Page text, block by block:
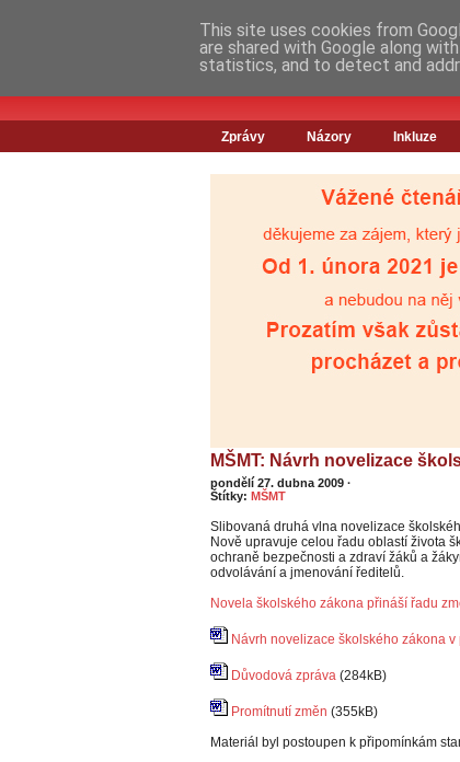
Zprávy Názory Inkluze
MŠMT: Návrh novelizace
pondělí 27. dubna 2009 ·
Štítky: MŠMT
Slibovaná druhá vlna novelizace
Nově upravuje celou řadu oblastí života
ochraně bezpečnosti a zdraví žáků a
odvolávání a jmenování ředitelů.
Novela školského zákona přináší řadu
Návrh novelizace školského zákona
Důvodová zpráva (284kB)
Promítnutí změn (355kB)
Materiál byl postoupen k připomínkám
This site uses cookies from
are shared with Google along
statistics, and to detect and